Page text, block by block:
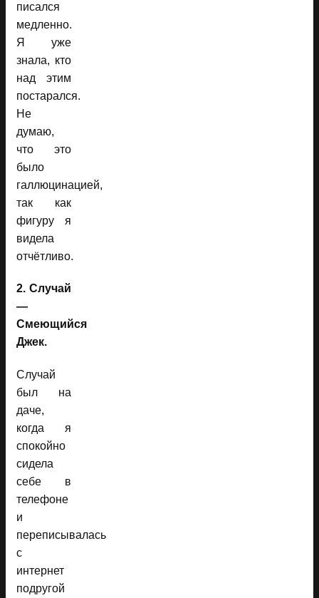
писался
медленно.
Я уже
знала, кто
над этим
постарался.
Не
думаю,
что это
было
галлюцинацией,
так как
фигуру я
видела
отчётливо.
2. Случай
—
Смеющийся
Джек.
Случай
был на
даче,
когда я
спокойно
сидела
себе в
телефоне
и
переписывалась
с
интернет
подругой